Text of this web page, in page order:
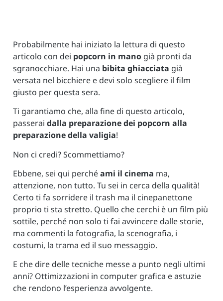
Probabilmente hai iniziato la lettura di questo
articolo con dei popcorn in mano già pronti da
sgranocchiare. Hai una bibita ghiacciata già
versata nel bicchiere e devi solo scegliere il film
giusto per questa sera.
Ti garantiamo che, alla fine di questo articolo,
passerai dalla preparazione dei popcorn alla
preparazione della valigia!
Non ci credi? Scommettiamo?
Ebbene, sei qui perchéami il cinema ma,
attenzione, non tutto. Tu sei in cerca della qualità!
Certo ti fa sorridere il trash ma il cinepanettone
proprio ti sta stretto. Quello che cerchi è un film più
sottile, perché non solo ti fai avvincere dalle storie,
ma commenti la fotografia, la scenografia, i
costumi, la trama ed il suo messaggio.
E che dire delle tecniche messe a punto negli ultimi
anni? Ottimizzazioni in computer grafica e astuzie
che rendono l’esperienza avvolgente.